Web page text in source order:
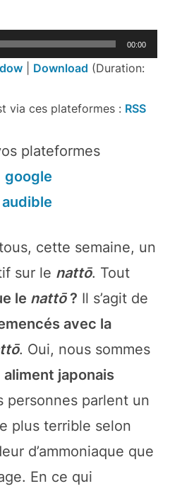
00:00
| Download (Duration:
via ces plateformes : RSS
plateformes
google
audible
cette semaine, un
sur le nattō. Tout
le nattō? Il s’agit de
avec la
. Oui, nous sommes
aliment japonais
personnes parlent un
plus terrible selon
d’ammoniaque que
En ce qui